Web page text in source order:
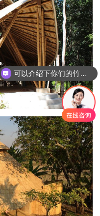
可以介绍下你们的竹建筑产品么
你们竹建筑是怎么收费的呢